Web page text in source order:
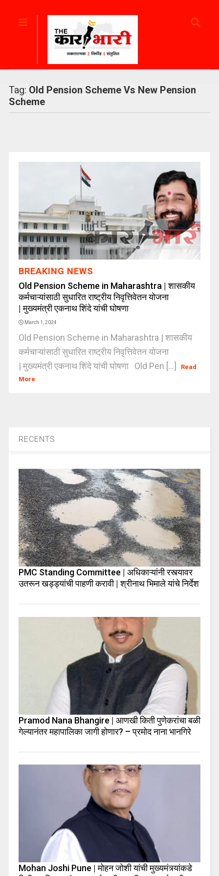
Tag: Old Pension Scheme Vs New Pension
Scheme
BREAKING NEWS
Old Pension Scheme in Maharashtra | शासकीय
कर्मचाऱ्यांसाठी सुधारित राष्ट्रीय निवृत्तिवेतन योजना
| मुख्यमंत्री एकनाथ शिंदे यांची घोषणा
March 1, 2024
Old Pension Scheme in Maharashtra | शासकीय
कर्मचाऱ्यांसाठी सुधारित राष्ट्रीय निवृत्तिवेतन योजना
| मुख्यमंत्री एकनाथ शिंदे यांची घोषणा Old Pen [...]
Read
More
RECENTS
PMC Standing Committee | अधिकाऱ्यांनी रस्त्यावर
उतरून खड्ड्यांची पाहणी करावी | श्रीनाथ भिमाले यांचे निर्देश
Pramod Nana Bhangire | आणखी किती पुणेकरांचा बळी
गेल्यानंतर महापालिका जागी होणार? – प्रमोद नाना भानगिरे
Mohan Joshi Pune | मोहन जोशी यांची मुख्यमंत्र्यांकडे